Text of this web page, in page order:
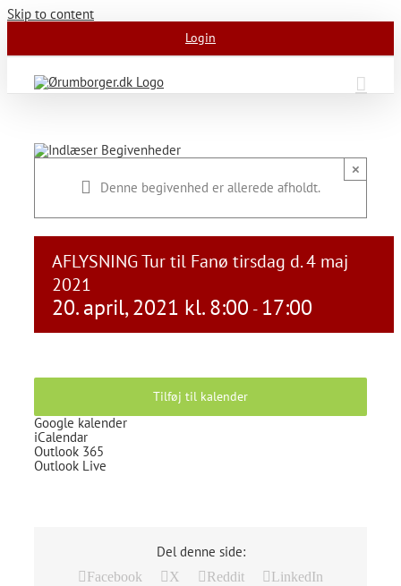
Skip to content
Login
Denne begivenhed er allerede afholdt.
×
AFLYSNING Tur til Fanø tirsdag d. 4 maj
2021
20. april, 2021 kl. 8:00 - 17:00
Tilføj til kalender
Google kalender
iCalendar
Outlook 365
Outlook Live
Del denne side:
Facebook X Reddit
LinkedIn